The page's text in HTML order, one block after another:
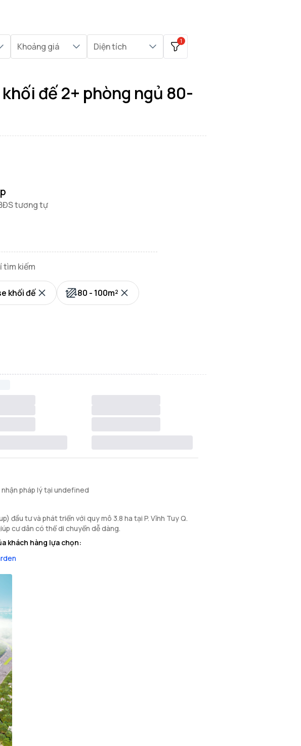
khối đế
Khoảng giá Diện tích
1
đế 2+ phòng ngủ 80-
tương tự
tìm kiếm
khối đế 80 - 100m²
pháp lý tại undefined
đầu tư và phát triển với quy mô 3.8 ha tại P. Vĩnh Tuy Q.
cư dân có thể di chuyển dễ dàng.
khách hàng lựa chọn: